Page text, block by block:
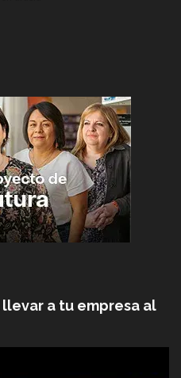
a tu empresa al